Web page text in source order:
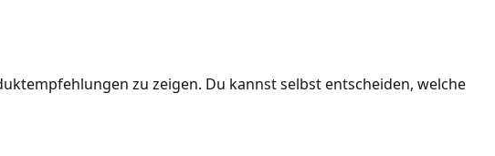
zu zeigen. Du kannst selbst entscheiden, welche